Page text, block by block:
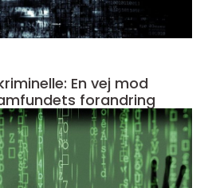
En vej mod
forandring